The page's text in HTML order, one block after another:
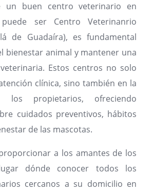
un buen centro veterinario en
ser Centro Veterinanrio
de Guadaíra), es fundamental
bienestar animal y mantener una
Estos centros no solo
clínica, sino también en la
los propietarios, ofreciendo
cuidados preventivos, hábitos
de las mascotas.
a los amantes de los
dónde conocer todos los
cercanos a su domicilio en